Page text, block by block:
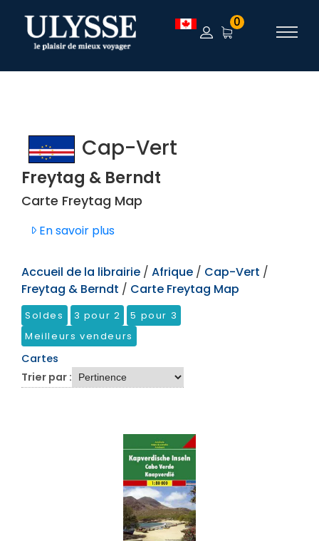
TEST 0
Cap-Vert
Freytag & Berndt
Carte Freytag Map
En savoir plus
Accueil de la librairie / Afrique / Cap-Vert /
Freytag & Berndt / Carte Freytag Map
Soldes 3 pour 2
5 pour 3
Meilleurs vendeurs
Cartes
Trier par :